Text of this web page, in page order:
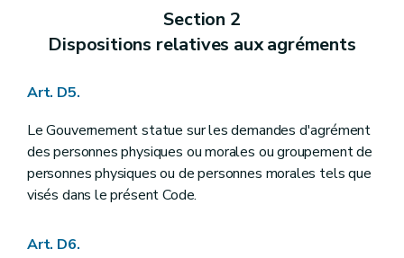
Sous-section 1
Les centres pilotes pour le développement et la vulgarisation en agriculture
Art. D384
Art. D385
Sous-section 2 Les comices agricoles
Art. D387
Art. D388
Art. D389
Titre XIII Le contrôle et la recherche des infractions
Section 2
Dispositions relatives aux agréments
Art. D5.
Le Gouvernement statue sur les demandes d'agrément
des personnes physiques ou morales ou groupement de
personnes physiques ou de personnes morales tels que
visés dans le présent Code.
Art. D6.